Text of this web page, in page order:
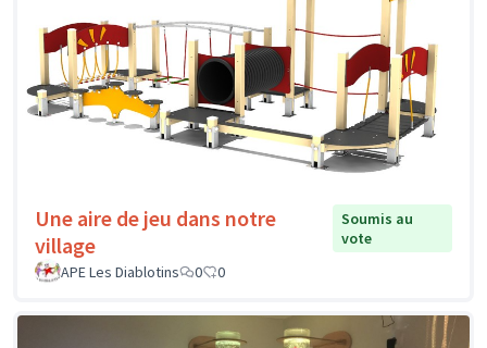
Une aire de jeu dans notre
village
Soumis au
vote
APE Les Diablotins
0 0